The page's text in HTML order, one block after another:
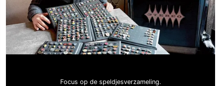
Focus op de speldjesverzameling.